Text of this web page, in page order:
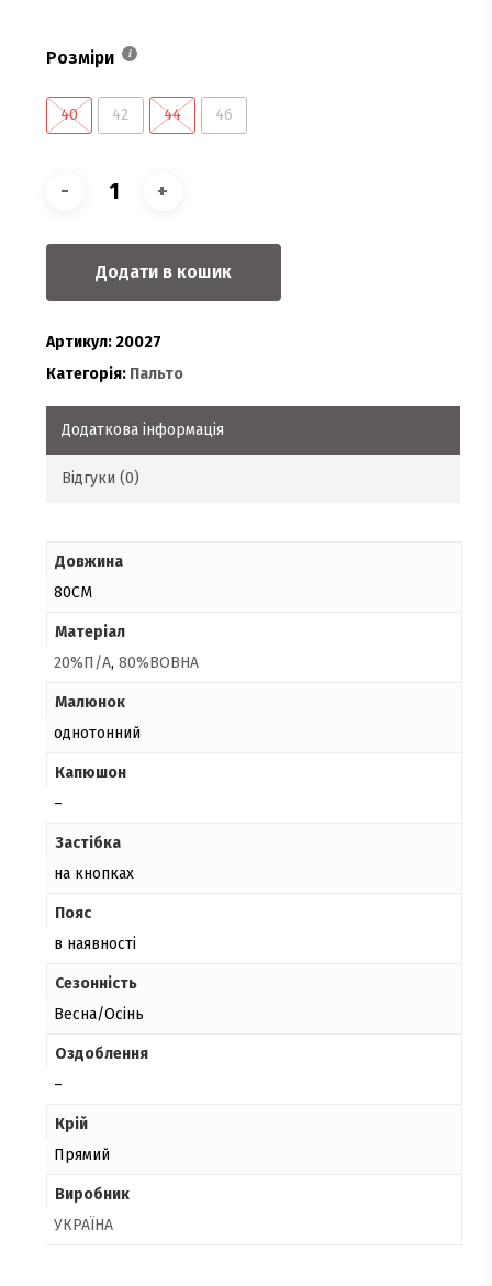
Розміри
40 42 44 46
Додати в кошик
Артикул:20027
Категорія: Пальто
Додаткова інформація
Відгуки (0)
Довжина
80СМ
Матеріал
20%П/А, 80%ВОВНА
Малюнок
однотонний
Капюшон
–
Застібка
на кнопках
Пояс
в наявності
Сезонність
Весна/Осінь
Оздоблення
–
Крій
Прямий
Виробник
УКРАЇНА